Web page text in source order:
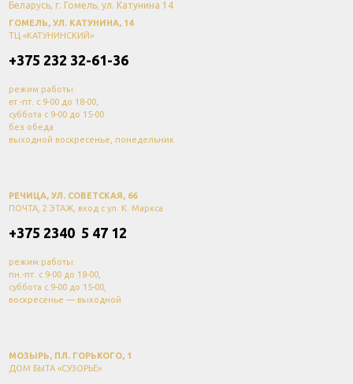
Беларусь, г. Гомель, ул. Катунина 14
ГОМЕЛЬ, УЛ. КАТУНИНА, 14
ТЦ «КАТУНИНСКИЙ»
+375 232 32-61-36
режим работы:
вт.-пт. с 9-00 до 18-00,
суббота с 9-00 до 15-00
без обеда
выходной воскресенье, понедельник
РЕЧИЦА, УЛ. СОВЕТСКАЯ, 66
ПОЧТА, 2 ЭТАЖ, вход с ул. К. Маркса
+375 2340 5 47 12
режим работы:
пн.-пт. с 9-00 до 18-00,
суббота с 9-00 до 15-00,
воскресенье — выходной
МОЗЫРЬ, ПЛ. ГОРЬКОГО, 1
ДОМ БЫТА «СУЗОРЬЕ»